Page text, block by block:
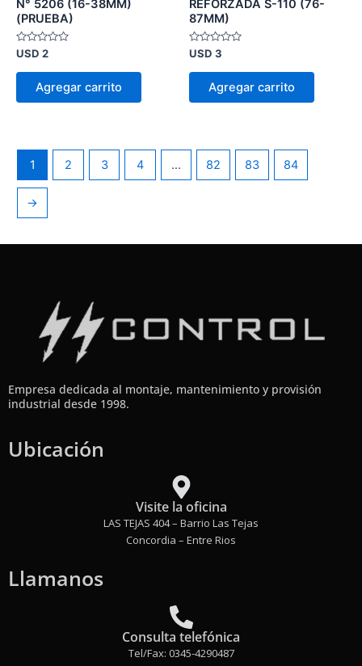
N° 5206 (16-38MM)
(PRUEBA)
Valorado
en
0
USD 2
Agregar carrito
REFORZADA S-110 (76-
87MM)
Valorado
en
0
USD 3
Agregar carrito
1 2 3 4 … 82 83 84
→
Empresa dedicada al montaje, mantenimiento y provisión
industrial desde 1998.
Ubicación
Visite la oficina
LAS TEJAS 404 – Barrio Las Tejas
Concordia – Entre Rios
Llamanos
Consulta telefónica
Tel/Fax: 0345-4290487